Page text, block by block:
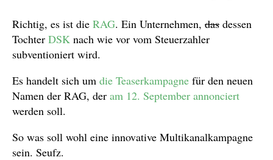
Richtig, es ist die RAG. Ein Unternehmen, das dessen
Tochter DSK nach wie vor vom Steuerzahler
subventioniert wird.
Es handelt sich um die Teaserkampagne für den neuen
Namen der RAG, der am 12. September annonciert
werden soll.
So was soll wohl eine innovative Multikanalkampagne
sein. Seufz.